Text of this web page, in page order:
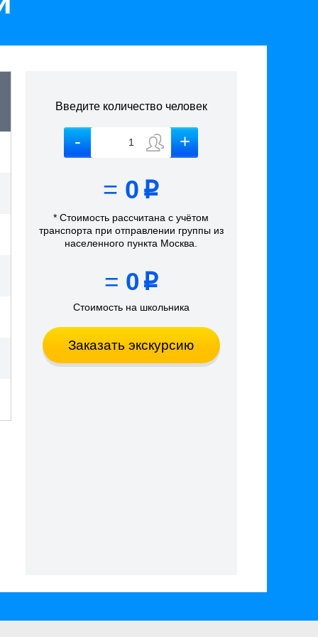
Введите количество человек
= 0 p
* Стоимость рассчитанас учётом
транспорта при отправлении группы из
населенного пункта Москва
= 0 p
Стоимость на школьника
Заказать экскурсию